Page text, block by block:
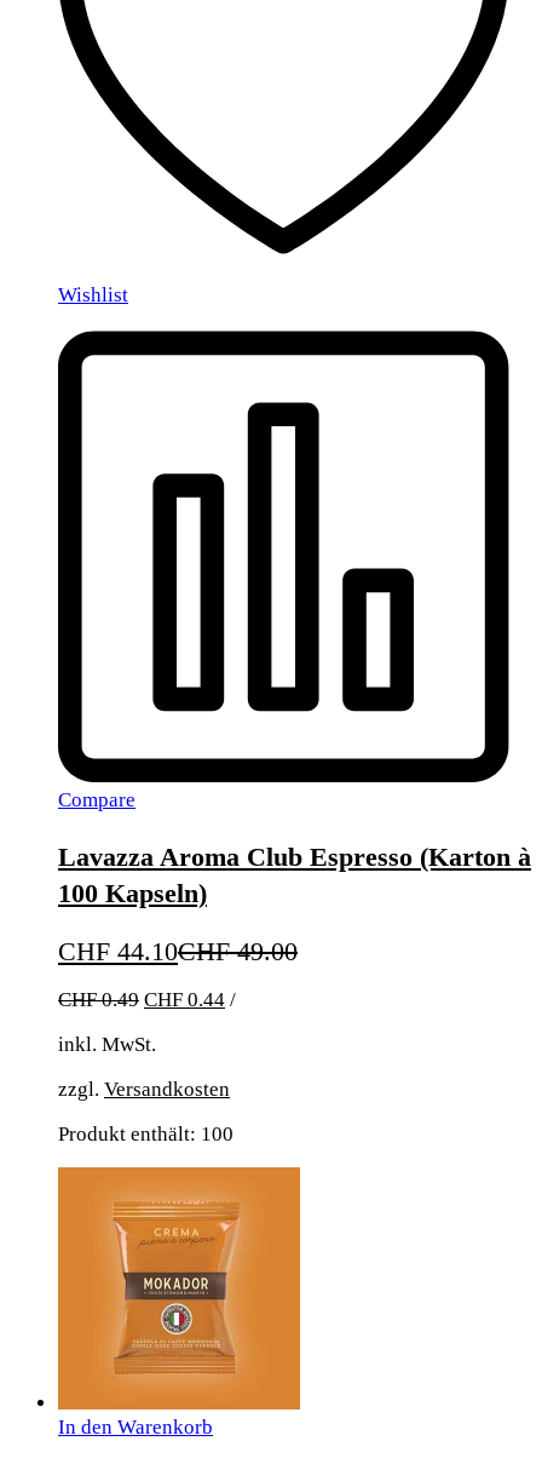
Wishlist
Compare
Lavazza Aroma Club Espresso (Karton à
100 Kapseln)
CHF 44.10CHF49.00
CHF0.49 CHF 0.44 /
inkl. MwSt.
zzgl. Versandkosten
Produkt enthält: 100
In den Warenkorb